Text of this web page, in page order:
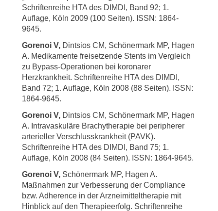
Schriftenreihe HTA des DIMDI, Band 92; 1.
Auflage, Köln 2009 (100 Seiten). ISSN: 1864-
9645.
Gorenoi V, Dintsios CM, Schönermark MP, Hagen
A. Medikamente freisetzende Stents im Vergleich
zu Bypass-Operationen bei koronarer
Herzkrankheit. Schriftenreihe HTA des DIMDI,
Band 72; 1. Auflage, Köln 2008 (88 Seiten). ISSN:
1864-9645.
Gorenoi V, Dintsios CM, Schönermark MP, Hagen
A. Intravaskuläre Brachytherapie bei peripherer
arterieller Verschlusskrankheit (PAVK).
Schriftenreihe HTA des DIMDI, Band 75; 1.
Auflage, Köln 2008 (84 Seiten). ISSN: 1864-9645.
Gorenoi V, Schönermark MP, Hagen A.
Maßnahmen zur Verbesserung der Compliance
bzw. Adherence in der Arzneimitteltherapie mit
Hinblick auf den Therapieerfolg. Schriftenreihe